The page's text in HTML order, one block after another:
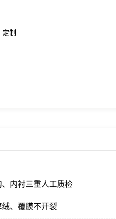
定制
内衬三重人工质检
、覆膜不开裂